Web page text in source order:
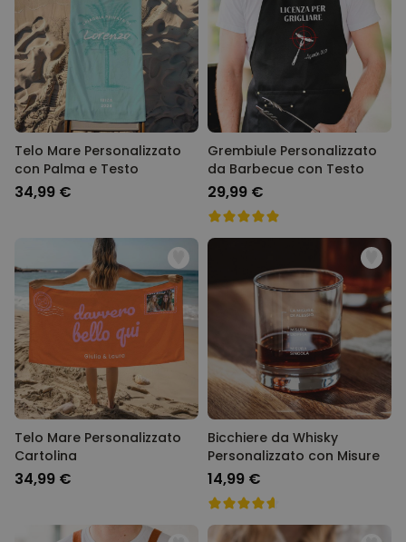
Telo Mare Personalizzato
con Palma e Testo
34,99 €
Grembiule Personalizzato
da Barbecue con Testo
29,99 €
Telo Mare Personalizzato
Cartolina
34,99 €
Bicchiere da Whisky
Personalizzato con Misure
14,99 €